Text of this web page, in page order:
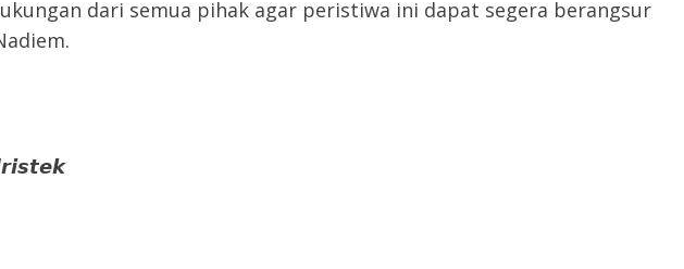
dari semua pihak agar peristiwa ini dapat segera berangsur